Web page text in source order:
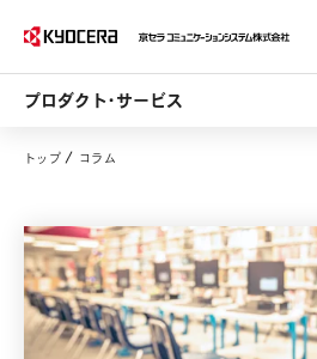
プロダクト・サービス
トップ コラム